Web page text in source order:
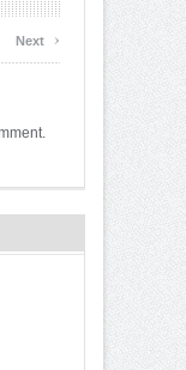
Next ›